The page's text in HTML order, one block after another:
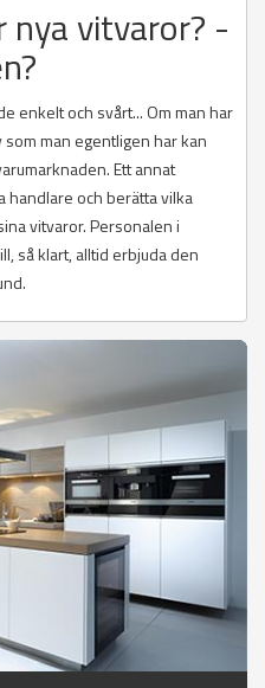
nya vitvaror? -
enkelt och svårt... Om man har
man egentligen har kan
Ett annat
handlare och berätta vilka
vitvaror. Personalen i
så klart, alltid erbjuda den